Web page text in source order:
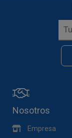
Nosotros
Empresa